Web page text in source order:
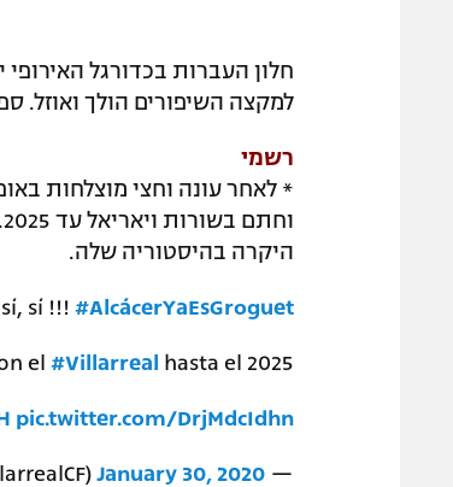
חלון העברות בכדורגל
למקצה השיפורים הולך ואוזל. ספורט1 מביא לכם את כל השמועות, הדיווחים
רשמי
* לאחר עונה וחצי מוצלחות
היקרה בהיסטוריה שלה.
sí, sí !!! #AlcácerYaEsGroguet
el #Villarreal hasta el 2025.
pic.twitter.com/DrjMdcIdhn
— Villarreal CF (@VillarrealCF)
January 30, 2020